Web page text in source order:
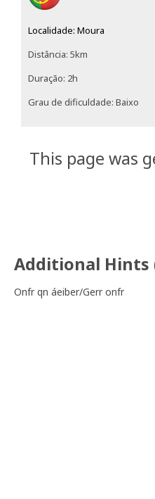
Localidade: Moura
Distância: 5km
Duração: 2h
Grau de dificuldade: Baixo
This page was
Additional Hints
Onfr qn áeiber/Gerr onfr